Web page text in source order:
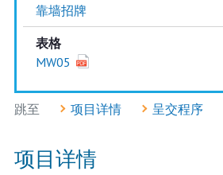
靠墙招牌
表格
MW05
跳至 项目详情 呈交程序
项目详情